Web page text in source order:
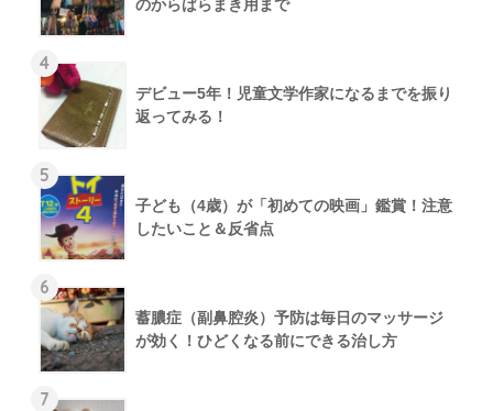
のからばらまき用まで
4
デビュー5年！児童文学作家になるまでを振り
返ってみる！
5
子ども（4歳）が「初めての映画」鑑賞！注意
したいこと＆反省点
6
蓄膿症（副鼻腔炎）予防は毎日のマッサージ
が効く！ひどくなる前にできる治し方
7